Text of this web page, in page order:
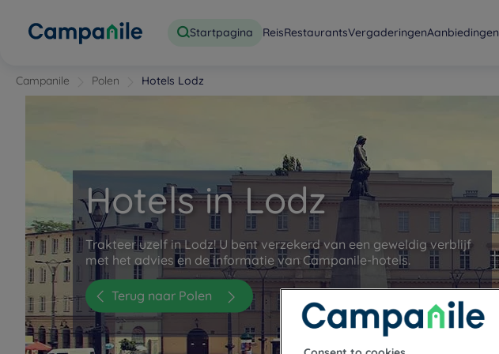
Startpagina ReisRestaurantsVergaderingenAanbiedingen
Campanile Polen Hotels Lodz
Hotels in Lodz
Trakteer uzelf in Lodz! U bent verzekerd van een geweldig verblijf
met het advies en de informatie van Campanile-hotels.
Terug naar Polen